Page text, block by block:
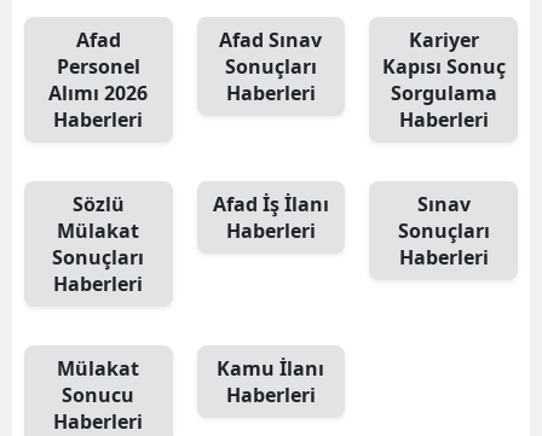
Afad
Personel
Alımı 2026
Haberleri
Afad Sınav
Sonuçları
Haberleri
Kariyer
Kapısı Sonuç
Sorgulama
Haberleri
Sözlü
Mülakat
Sonuçları
Haberleri
Afad İş İlanı
Haberleri
Sınav
Sonuçları
Haberleri
Mülakat
Sonucu
Haberleri
Kamu İlanı
Haberleri